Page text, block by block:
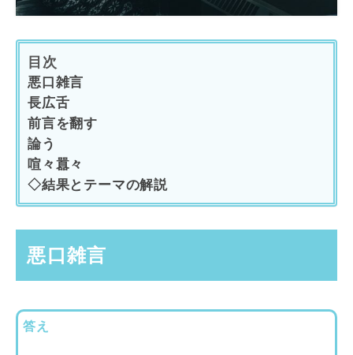
目次
悪口雑言
長広舌
前言を翻す
論う
喧々囂々
◇結果とテーマの解説
悪口雑言
答え